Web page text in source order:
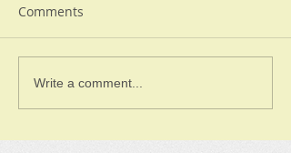
Comments
Write a comment...